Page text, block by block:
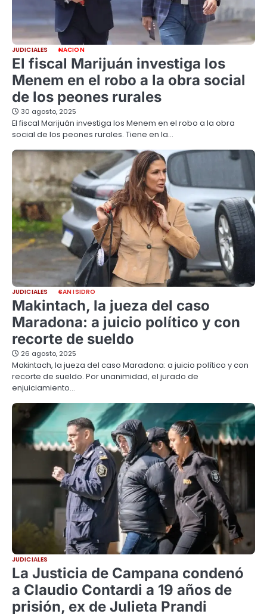
JUDICIALES NACION
El fiscal Marijuán investiga los
Menem en el robo a la obra social
de los peones rurales
30 agosto, 2025
El fiscal Marijuán investiga los Menem en el robo a la obra
social de los peones rurales. Tiene en la…
JUDICIALES SAN ISIDRO
Makintach, la jueza del caso
Maradona: a juicio político y con
recorte de sueldo
26 agosto, 2025
Makintach, la jueza del caso Maradona: a juicio político y con
recorte de sueldo. Por unanimidad, el jurado de
enjuiciamiento…
JUDICIALES
La Justicia de Campana condenó
a Claudio Contardi a 19 años de
prisión, ex de Julieta Prandi